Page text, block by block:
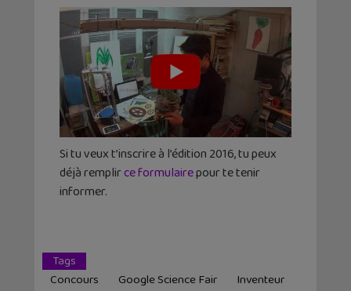
Si tu veux t’inscrire à l’édition 2016, tu peux
déjà remplirce formulairepour te tenir
informer.
Tags
Concours
Google Science Fair
Inventeur